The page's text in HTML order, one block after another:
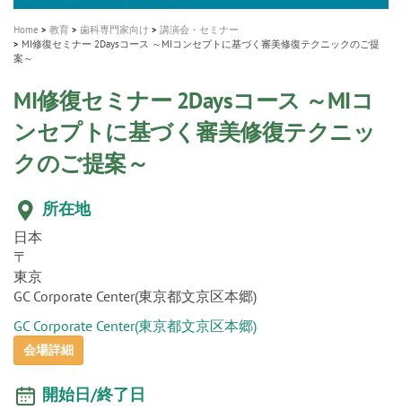
Home 教育 歯科専門家向け
講演会・セミナー
MI修復セミナー 2Daysコース ～MIコンセプトに基づく審美修復テクニックのご提
案～
MI修復セミナー 2Daysコース ～MIコ
ンセプトに基づく審美修復テクニッ
クのご提案～
所在地
日本
〒
東京
GC Corporate Center(東京都文京区本郷)
GC Corporate Center(東京都文京区本郷)
会場詳細
開始日/終了日